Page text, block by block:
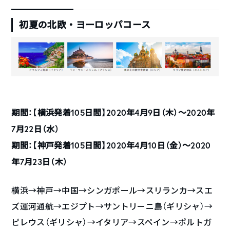
初夏の北欧・ヨーロッパコース
期間：【横浜発着105日間】2020年4月9日（木）〜2020年
7月22日（水）
期間：【神戸発着105日間】2020年4月10日（金）〜2020
年7月23日（木）
横浜→神戸→中国→シンガポール→スリランカ→スエ
ズ運河通航→エジプト→サントリーニ島（ギリシャ）→
ピレウス（ギリシャ）→イタリア→スペイン→ポルトガ